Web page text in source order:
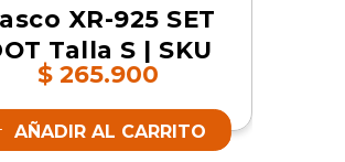
XR-925 SET
Talla S | SKU
16651
$ 265.900
AÑADIR AL CARRITO